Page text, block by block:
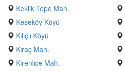
Keklik Tepe Mah.
Keseköy Köyü
Kılıçlı Köyü
Kıraç Mah.
Kirenlice Mah.